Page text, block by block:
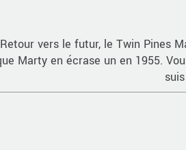
vers le futur, le Twin Pines
Marty en écrase un en 1955.